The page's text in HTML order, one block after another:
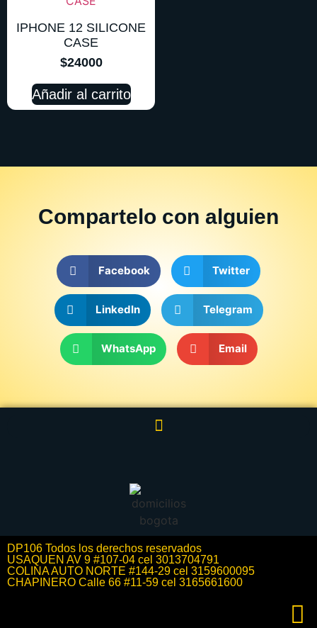
IPHONE 12 SILICONE
CASE
$24000
Añadir al carrito
Compartelo con alguien
Facebook Twitter
LinkedIn Telegram
WhatsApp Email
DP106 Todos los derechos reservados
USAQUEN AV 9 #107-04 cel 3013704791
COLINA AUTO NORTE #144-29 cel 3159600095
CHAPINERO Calle 66 #11-59 cel 3165661600